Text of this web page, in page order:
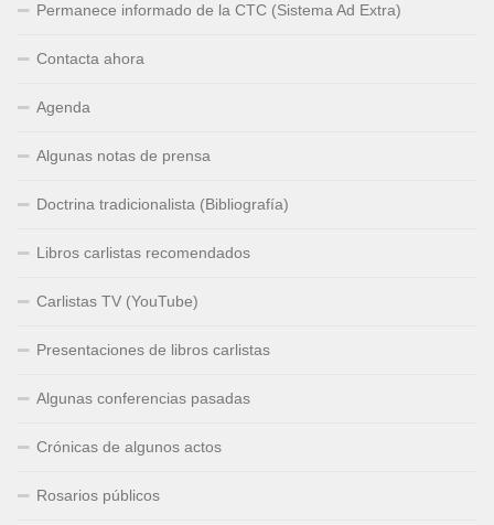
Permanece informado de la CTC (Sistema Ad Extra)
Contacta ahora
Agenda
Algunas notas de prensa
Doctrina tradicionalista (Bibliografía)
Libros carlistas recomendados
Carlistas TV (YouTube)
Presentaciones de libros carlistas
Algunas conferencias pasadas
Crónicas de algunos actos
Rosarios públicos